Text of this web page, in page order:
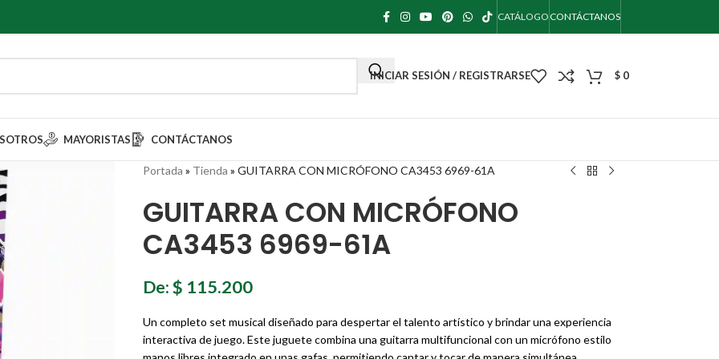
CATÁLOGO CONTÁCTANOS
INICIAR SESIÓN / REGISTRARSE $ 0
MAYORISTAS CONTÁCTANOS
Portada » Tienda » GUITARRA CON MICRÓFONO CA3453 6969-61A
GUITARRA CON MICRÓFONO
CA3453 6969-61A
De:$ 115.200
Un completo set musical diseñado para despertar el talento artístico y brindar una experiencia
interactiva de juego. Este juguete combina una guitarra multifuncional con un micrófono estilo